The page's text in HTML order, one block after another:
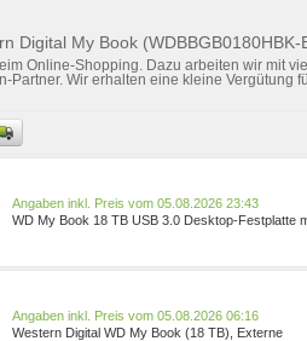
Digital My Book (WDBBGB0180HBK-
Online-Shopping. Dazu arbeiten wir mit
Partner. Wir erhalten eine kleine Vergütung
Preis vom 05.08.2026 23:43
WD My Book 18 TB USB 3.0 Desktop-Festplatte
Preis vom 05.08.2026 06:16
Western Digital WD My Book (18 TB), Externe